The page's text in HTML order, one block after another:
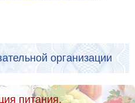
организации
питания.